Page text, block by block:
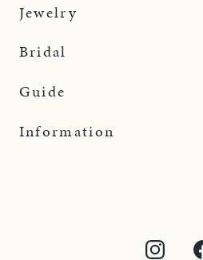
Jewelry
Bridal
Guide
Information